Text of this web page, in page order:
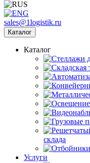
sales@1logistik.ru
Каталог
Каталог
склада
Услуги